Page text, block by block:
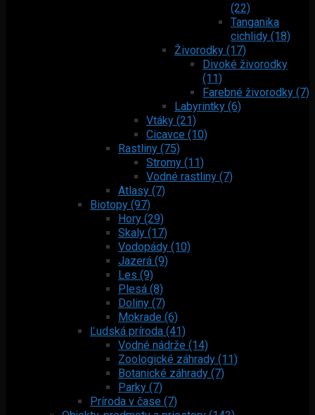
(22)
Tanganika
cichlidy (18)
Živorodky (17)
Divoké živorodky
(11)
Farebné živorodky (7)
Labyrintky (6)
Vtáky (21)
Cicavce (10)
Rastliny (75)
Stromy (11)
Vodné rastliny (7)
Atlasy (7)
Biotopy (97)
Hory (29)
Skaly (17)
Vodopády (10)
Jazerá (9)
Les (9)
Plesá (8)
Doliny (7)
Mokrade (6)
Ľudská príroda (41)
Vodné nádrže (14)
Zoologické záhrady (11)
Botanické záhrady (7)
Parky (7)
Príroda v čase (7)